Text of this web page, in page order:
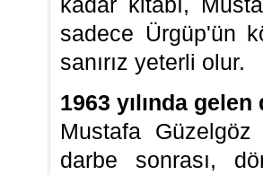
sadece Ürgüp'ün
sanırız yeterli olur.
1963 yılında
Mustafa Güzelgöz
darbe sonrası,